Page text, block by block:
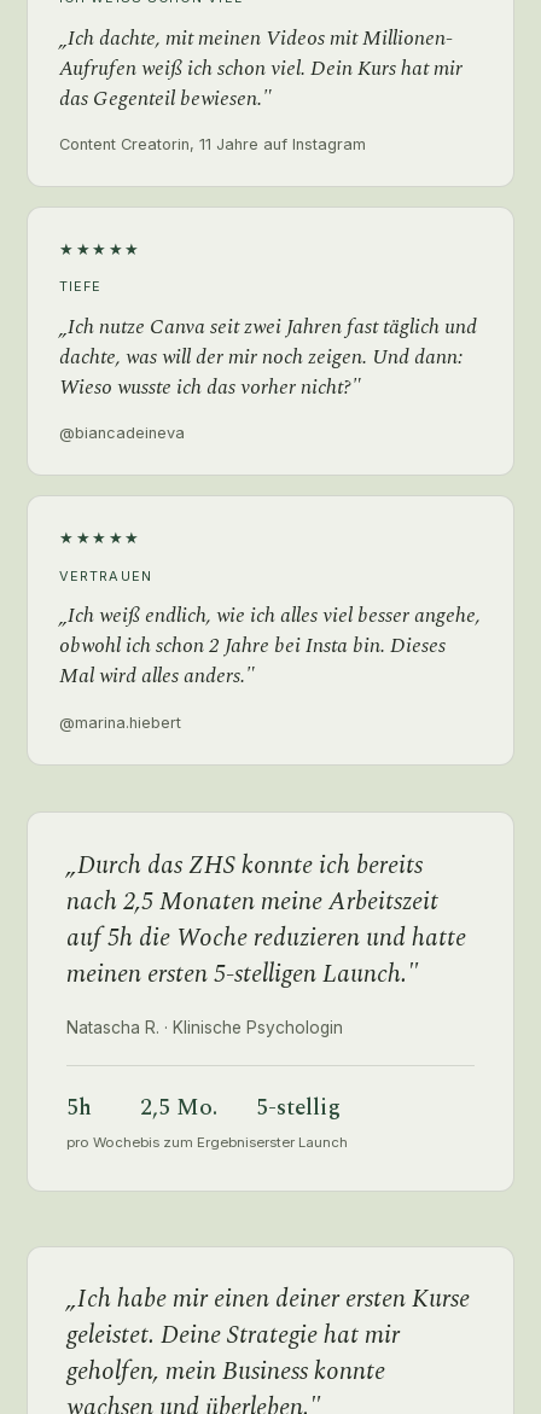
„Ich dachte, mit meinen Videos mit Millionen-
Aufrufen weiß ich schon viel. Dein Kurs hat mir
das Gegenteil bewiesen."
Content Creatorin, 11 Jahre auf Instagram
★★★★★
TIEFE
„Ich nutze Canva seit zwei Jahren fast täglich und
dachte, was will der mir noch zeigen. Und dann:
Wieso wusste ich das vorher nicht?"
@biancadeineva
★★★★★
VERTRAUEN
„Ich weiß endlich, wie ich alles viel besser angehe,
obwohl ich schon 2 Jahre bei Insta bin. Dieses
Mal wird alles anders."
@marina.hiebert
„Durch das ZHS konnte ich bereits
nach 2,5 Monaten meine Arbeitszeit
auf 5h die Woche reduzieren und hatte
meinen ersten 5-stelligen Launch."
Natascha R. · Klinische Psychologin
5h
pro Woche
2,5 Mo.
bis zum Ergebnis
5-stellig
erster Launch
„Ich habe mir einen deiner ersten Kurse
geleistet. Deine Strategie hat mir
geholfen, mein Business konnte